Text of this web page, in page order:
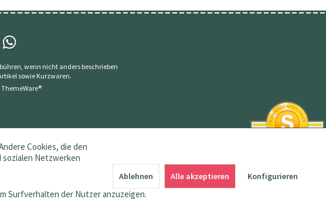
wenn nicht anders beschrieben
sowie Kurzwaren.
ThemeWare®
Cookies, die den
Netzwerken
Surfverhalten der Nutzer anzuzeigen.
Ablehnen Alle akzeptieren Konfigurieren
aus 145 Bewertungen